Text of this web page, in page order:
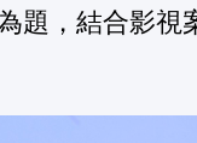
題，結合影